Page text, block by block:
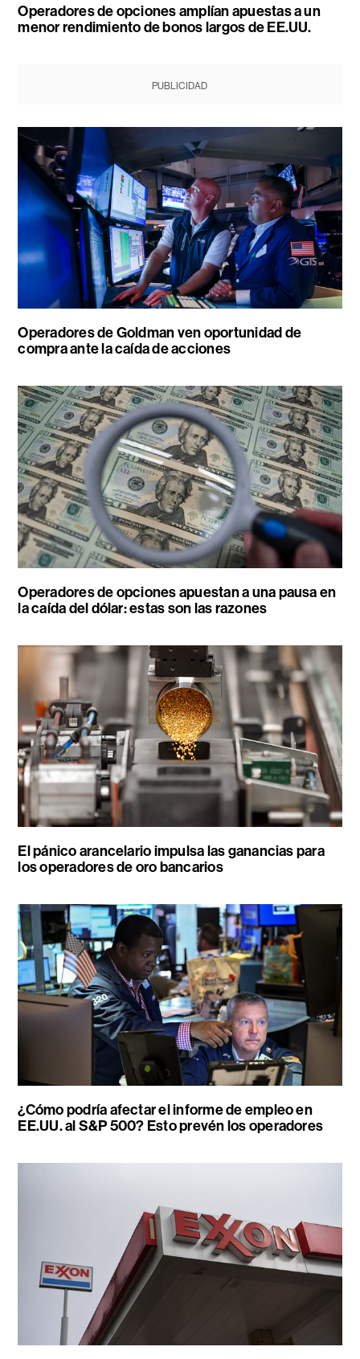
Operadores de opciones amplían apuestas a un
menor rendimiento de bonos largos de EE.UU.
PUBLICIDAD
Operadores de Goldman ven oportunidad de
compra ante la caída de acciones
Operadores de opciones apuestan a una pausa en
la caída del dólar: estas son las razones
El pánico arancelario impulsa las ganancias para
los operadores de oro bancarios
¿Cómo podría afectar el informe de empleo en
EE.UU. al S&P 500? Esto prevén los operadores